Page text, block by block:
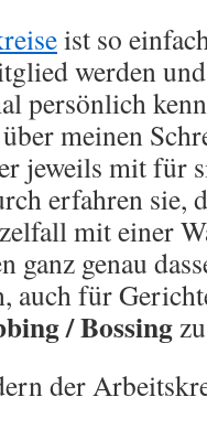
ist so
werden
persönlich
meinen
jeweils mit für
erfahren sie,
mit einer
ganz genau
auch für
/ Bossing
der